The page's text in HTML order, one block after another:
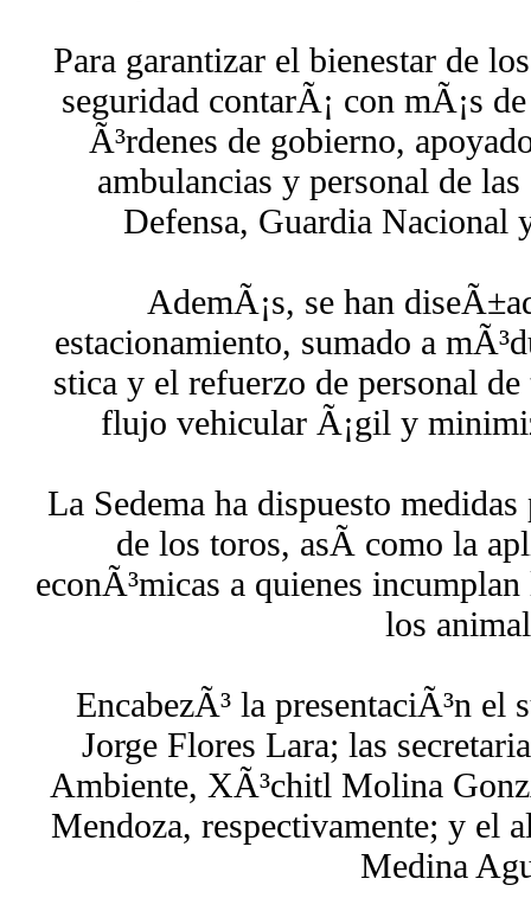
Para garantizar el bienestar de
seguridad contarÃ¡ con mÃ¡s
Ã³rdenes de gobierno,
ambulancias y personal de
Defensa, Guardia Nacional
AdemÃ¡s, se han
estacionamiento, sumado a
stica y el refuerzo de personal
flujo vehicular Ã¡gil y
La Sedema ha dispuesto
de los toros, asÃ­ como la
econÃ³micas a quienes
los
EncabezÃ³ la presentaciÃ³n el
Jorge Flores Lara; las
Ambiente, XÃ³chitl Molina
Mendoza, respectivamente; y el
Medina